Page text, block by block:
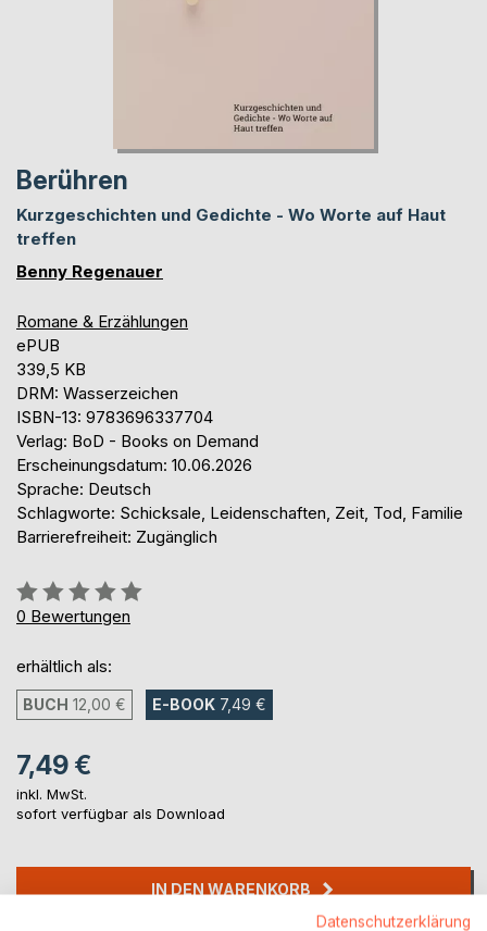
Berühren
Kurzgeschichten und Gedichte - Wo Worte auf Haut
treffen
Benny Regenauer
Romane & Erzählungen
ePUB
339,5 KB
DRM: Wasserzeichen
ISBN-13: 9783696337704
Verlag: BoD - Books on Demand
Erscheinungsdatum: 10.06.2026
Sprache: Deutsch
Schlagworte: Schicksale, Leidenschaften, Zeit, Tod, Familie
Barrierefreiheit: Zugänglich
Bewertung::
0%
0 Bewertungen
erhältlich als:
BUCH 12,00 € E-BOOK 7,49 €
7,49 €
inkl. MwSt.
sofort verfügbar als Download
IN DEN WARENKORB
Datenschutzerklärung